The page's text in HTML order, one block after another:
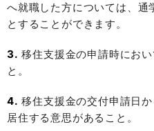
へ就職した方については、通
とすることができます。
3. 移住支援金の申請時にお
と。
4. 移住支援金の交付申請日
居住する意思があること。